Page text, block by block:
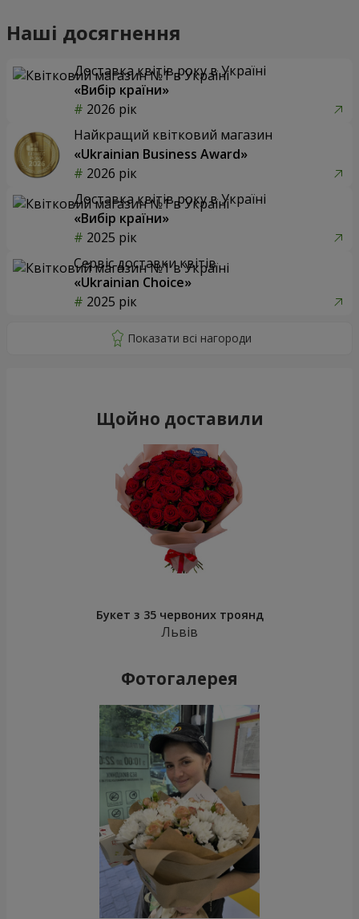
Наші досягнення
Доставка квітів року в Україні
«Вибір країни»
2026 рік
Найкращий квітковий магазин
«Ukrainian Business Award»
2026 рік
Доставка квітів року в Україні
«Вибір країни»
2025 рік
Сервіс доставки квітів
«Ukrainian Choice»
2025 рік
Щойно доставили
Букет з 35 червоних троянд
Львів
Фотогалерея